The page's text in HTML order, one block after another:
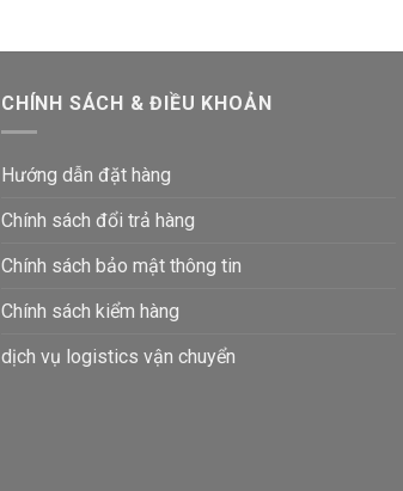
CHÍNH SÁCH & ĐIỀU KHOẢN
Hướng dẫn đặt hàng
Chính sách đổi trả hàng
Chính sách bảo mật thông tin
Chính sách kiểm hàng
dịch vụ logistics vận chuyển